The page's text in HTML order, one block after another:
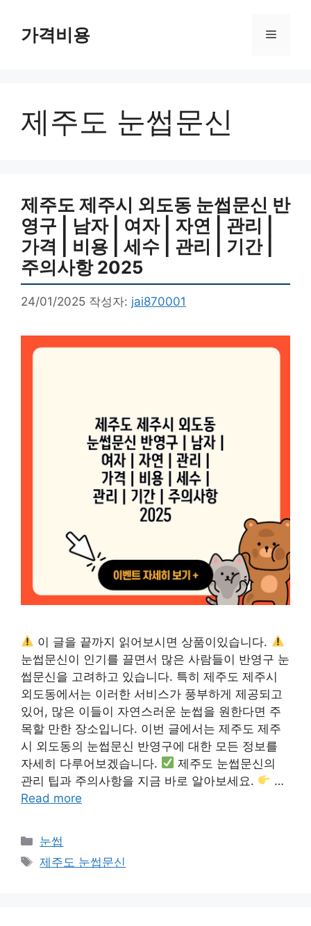
가격비용 메
제주도 눈썹문신
제주도 제주시 외도동 눈썹문신 반
영구 | 남자 | 여자 | 자연 | 관리 |
가격 | 비용 | 세수 | 관리 | 기간 |
주의사항 2025
24/01/2025 작성자: jai870001
이 글을 끝까지 읽어보시면 상품이있습니다.
눈썹문신이 인기를 끌면서 많은 사람들이 반영구 눈
썹문신을 고려하고 있습니다. 특히 제주도 제주시
외도동에서는 이러한 서비스가 풍부하게 제공되고
있어, 많은 이들이 자연스러운 눈썹을 원한다면 주
목할 만한 장소입니다. 이번 글에서는 제주도 제주
시 외도동의 눈썹문신 반영구에 대한 모든 정보를
자세히 다루어보겠습니다.
제주도 눈썹문신의
관리 팁과 주의사항을 지금 바로 알아보세요.
…
Read more
카
테
고
눈썹
태
제주도 눈썹문신